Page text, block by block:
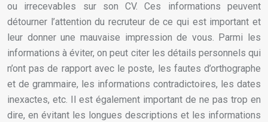
ou irrecevables sur son CV. Ces informations peuvent
détourner l’attention du recruteur de ce qui est important et
leur donner une mauvaise impression de vous. Parmi les
informations à éviter, on peut citer les détails personnels qui
n’ont pas de rapport avec le poste, les fautes d’orthographe
et de grammaire, les informations contradictoires, les dates
inexactes, etc. Il est également important de ne pas trop en
dire, en évitant les longues descriptions et les informations